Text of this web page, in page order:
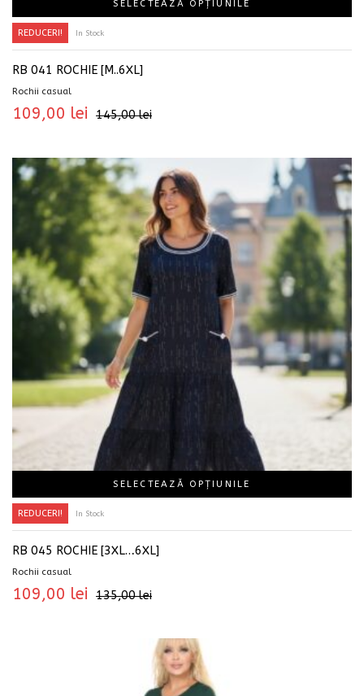
SELECTEAZĂ OPȚIUNILE
REDUCERI! In Stock
RB 041 ROCHIE [M..6XL]
Rochii casual
145,00lei
109,00 lei
SELECTEAZĂ OPȚIUNILE
REDUCERI! In Stock
RB 045 ROCHIE [3XL…6XL]
Rochii casual
135,00lei
109,00 lei